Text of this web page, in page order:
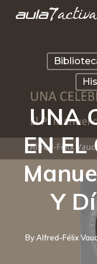
UNA
EN EL
Y
By Alfred-Félix